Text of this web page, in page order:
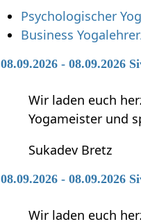
Psychologischer
Business
08.09.2026 - 08.09.2026
Wir laden euch
Yogameister und
Sukadev Bretz
08.09.2026 - 08.09.2026
Wir laden euch